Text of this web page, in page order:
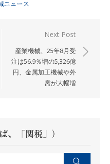
ニュース
Next Post
産業機械、25年8月受
注は56.9％増の5,326億
円、金属加工機械や外
需が大幅増
、「関税」）